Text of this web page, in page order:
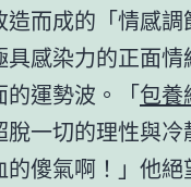
造而成的「情感
感染力的正面情
的運勢波。「包養
脫一切的理性與
的傻氣啊！」他